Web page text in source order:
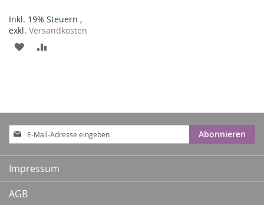
Inkl. 19% Steuern ,
exkl. Versandkosten
ZUR
Anmeldung
zum
Newsletter:
Abonnieren
Impressum
AGB